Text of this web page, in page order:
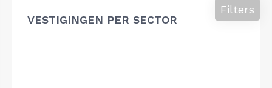
VESTIGINGEN PER SECTOR
Filters